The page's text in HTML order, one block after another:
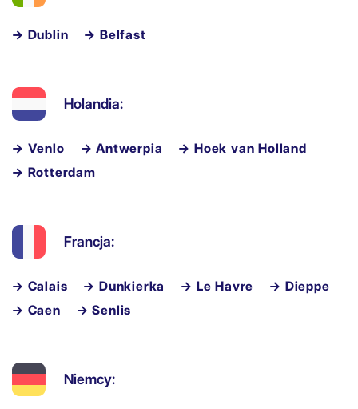
→ Dublin → Belfast
Holandia:
→ Venlo → Antwerpia
→ Hoek van Holland
→ Rotterdam
Francja:
→ Calais → Dunkierka → Le Havre
→ Dieppe
→ Caen
→ Senlis
Niemcy: